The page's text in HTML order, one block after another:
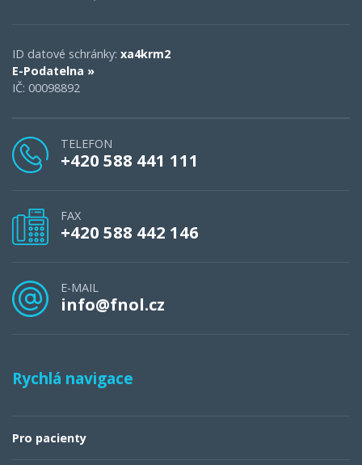
ID datové schránky: xa4krm2
E-Podatelna »
IČ: 00098892
TELEFON
+420 588 441 111
FAX
+420 588 442 146
E-MAIL
info@fnol.cz
Rychlá navigace
Pro pacienty